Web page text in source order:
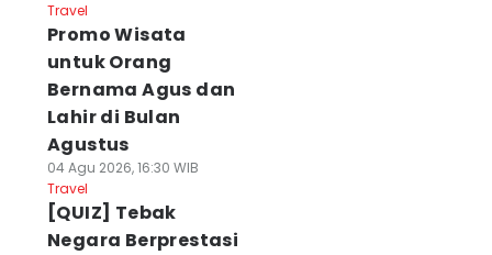
Travel
Promo Wisata
untuk Orang
Bernama Agus dan
Lahir di Bulan
Agustus
04 Agu 2026, 16:30 WIB
Travel
[QUIZ] Tebak
Negara Berprestasi